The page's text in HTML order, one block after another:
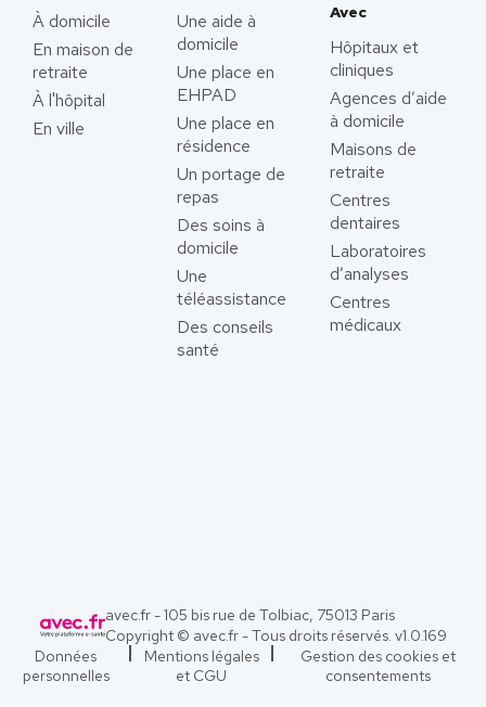
À domicile
En maison de
retraite
À l'hôpital
En ville
Une aide à
domicile
Une place en
EHPAD
Une place en
résidence
Un portage de
repas
Des soins à
domicile
Une
téléassistance
Des conseils
santé
Avec
Hôpitaux et
cliniques
Agences d’aide
à domicile
Maisons de
retraite
Centres
dentaires
Laboratoires
d’analyses
Centres
médicaux
avec.fr - 105 bis rue de Tolbiac, 75013 Paris
Copyright © avec.fr - Tous droits réservés. v1.0.169
Données
personnelles
Mentions légales
et CGU
Gestion des cookies et
consentements